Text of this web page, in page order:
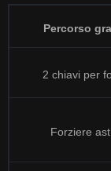
Percorso
2 chiavi per
Forziere